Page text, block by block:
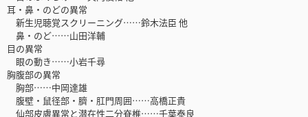
耳・鼻・のどの異常
新生児聴覚スクリーニング……鈴木法臣 他
鼻・のど……山田洋輔
目の異常
眼の動き……小岩千尋
胸腹部の異常
胸部……中岡達雄
腹壁・鼠径部・臍・肛門周囲……高橋正貴
仙部皮膚異常と潜在性二分脊椎……千葉泰良